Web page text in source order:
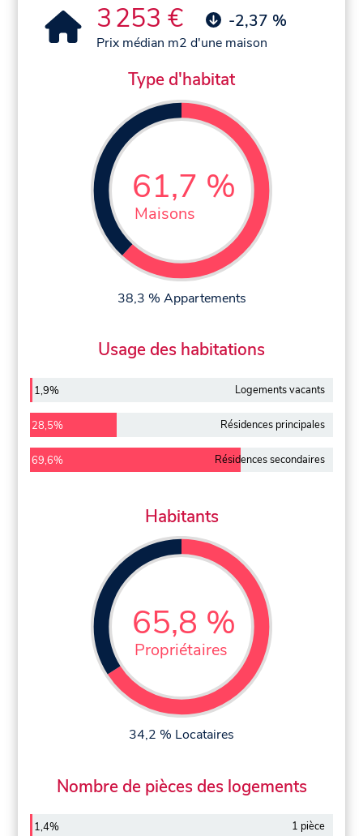
3 253 € -2,37 %
Prix médian m2 d'une maison
Type d'habitat
61,7 %
Maisons
38,3 % Appartements
Usage des habitations
1,9% Logements vacants
28,5% Résidences principales
69,6% Résidences secondaires
Habitants
65,8 %
Propriétaires
34,2 % Locataires
Nombre de pièces des logements
1,4% 1 pièce